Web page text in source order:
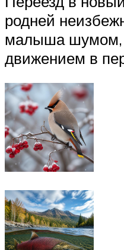
родней
малыша шумом,
движением в